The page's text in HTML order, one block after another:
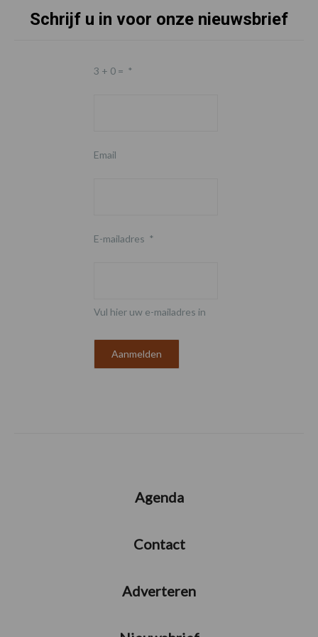
Schrijf u in voor onze nieuwsbrief
3 + 0 = *
Email
E-mailadres *
Vul hier uw e-mailadres in
Agenda
Contact
Adverteren